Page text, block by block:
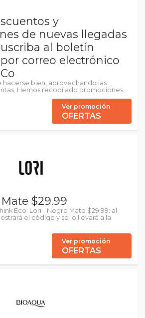
y
de nuevas llegadas
al boletín
correo electrónico
bien, aprovechando las
Hemos recopilado promociones.
Ver promoción
OFERTAS
$29.99
Eco: Lori - Negro Mate $29.99: al
el código y se lo llevará a la
Ver promoción
OFERTAS